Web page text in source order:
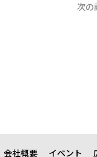
次の
会社概要 イベント